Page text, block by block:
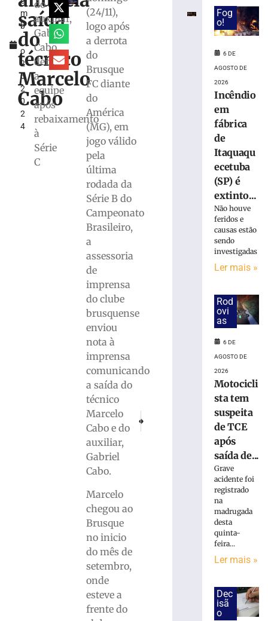
m
b
r
o
2
5,
2
0
2
4
saída
do
técnico
Marcelo
Cabo
do
auxiliar,
Gabriel
Cabo,
deixam
a
equipe
após
rebaixamento
à
Série
C
(24/11),
logo após
a derrota
do
Brusque
FC diante
do
América
(MG), em
jogo válido
pela
última
rodada da
Série B do
Campeonato
Brasileiro,
a
assessoria
de
imprensa
do clube
brusquense
enviou
nota à
imprensa
comunicando
a saída do
técnico
Marcelo
Cabo e do
auxiliar,
Gabriel
Cabo.
Marcelo
chegou ao
Brusque
no inicio
do mês de
setembro,
onde
esteve a
frente do
Bombeiros e Samu salvam bebê
Sport e Ceará voltam à Série A de 2025;
competições
durante
Feminina
Maiores
campeões,
Cruzeiro
Grêmio
quartas
Brasil
Bruscão
trabalha
próximo
adversário
Série
Fog
o!
6 DE
AGOSTO DE
2026
Incêndio
em
fábrica
de
Itaquaqu
ecetuba
(SP) é
extinto...
Não houve
feridos e
causas estão
sendo
investigadas
Ler mais »
Rod
ovi
as
6 DE
AGOSTO DE
2026
Motocicli
sta tem
suspeita
de TCE
após
saída de...
Grave
acidente foi
registrado
na
madrugada
desta
quinta-
feira...
Ler mais »
Dec
isã
o